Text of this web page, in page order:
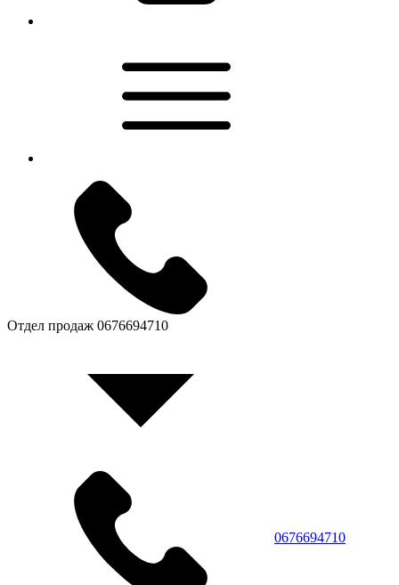
Отдел продаж 0676694710
0676694710